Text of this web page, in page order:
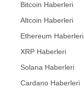
Bitcoin Haberleri
Altcoin Haberleri
Ethereum Haberleri
XRP Haberleri
Solana Haberleri
Cardano Haberleri